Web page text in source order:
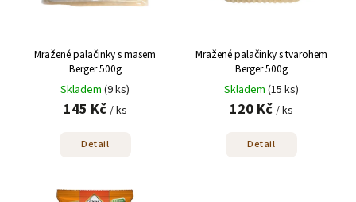
Mražené palačinky s masem
Berger 500g
Skladem (9 ks)
145 Kč / ks
Detail
Mražené palačinky s tvarohem
Berger 500g
Skladem (15 ks)
120 Kč / ks
Detail